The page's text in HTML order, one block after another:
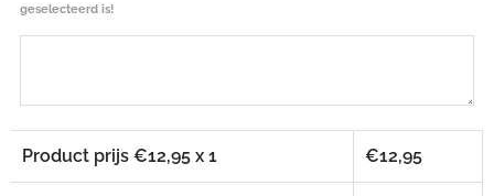
geselecteerd is!
Product prijs €12,95 x 1 €12,95